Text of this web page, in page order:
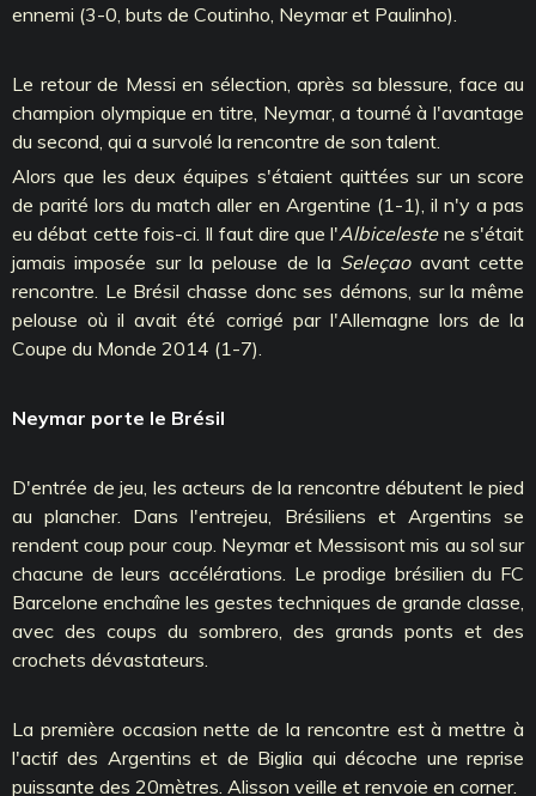
ennemi (3-0, buts de Coutinho, Neymar et Paulinho).
Le retour de Messi en sélection, après sa blessure, face au
champion olympique en titre, Neymar, a tourné à l'avantage
du second, qui a survolé la rencontre de son talent.
Alors que les deux équipes s'étaient quittées sur un score
de parité lors du match aller en Argentine (1-1), il n'y a pas
eu débat cette fois-ci. Il faut dire que l'Albicelestene s'était
jamais imposée sur la pelouse de la Seleçaoavant cette
rencontre. Le Brésil chasse donc ses démons, sur la même
pelouse où il avait été corrigé par l'Allemagne lors de la
Coupe du Monde 2014 (1-7).
Neymar porte le Brésil
D'entrée de jeu, les acteurs de la rencontre débutent le pied
au plancher. Dans l'entrejeu, Brésiliens et Argentins se
rendent coup pour coup. Neymaret Messisont mis au sol sur
chacune de leurs accélérations. Le prodige brésilien du FC
Barcelone enchaîne les gestes techniques de grande classe,
avec des coups du sombrero, des grands ponts et des
crochets dévastateurs.
La première occasion nette de la rencontre est à mettre à
l'actif des Argentins et de Biglia qui décoche une reprise
puissante des 20mètres. Alisson veille et renvoie en corner.